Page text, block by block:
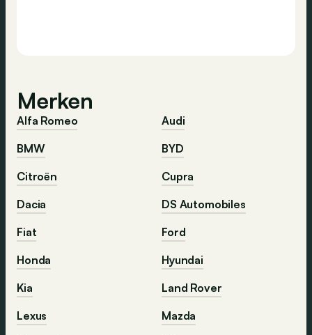
Merken
Alfa Romeo
Audi
BMW
BYD
Citroën
Cupra
Dacia
DS Automobiles
Fiat
Ford
Honda
Hyundai
Kia
Land Rover
Lexus
Mazda